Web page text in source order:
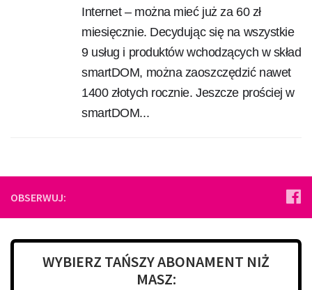
Internet – można mieć już za 60 zł
miesięcznie. Decydując się na wszystkie
9 usług i produktów wchodzących w skład
smartDOM, można zaoszczędzić nawet
1400 złotych rocznie. Jeszcze prościej w
smartDOM...
OBSERWUJ:
WYBIERZ TAŃSZY ABONAMENT NIŻ
MASZ: